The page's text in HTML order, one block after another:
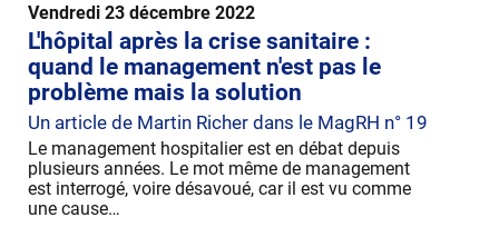
Vendredi 23 décembre 2022
L'hôpital après la crise sanitaire :
quand le management n'est pas le
problème mais la solution
Un article de Martin Richer dans le MagRH n° 19
Le management hospitalier est en débat depuis
plusieurs années. Le mot même de management
est interrogé, voire désavoué, car il est vu comme
une cause…